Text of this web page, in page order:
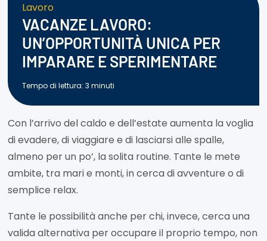
Lavoro
VACANZE LAVORO:
UN’OPPORTUNITÀ UNICA PER
IMPARARE E SPERIMENTARE
Tempo di lettura: 3 minuti
Con l’arrivo del caldo e dell’estate aumenta la voglia
di evadere, di viaggiare e di lasciarsi alle spalle,
almeno per un po’, la solita routine. Tante le mete
ambite, tra mari e monti, in cerca di avventure o di
semplice relax.
Tante le possibilità anche per chi, invece, cerca una
valida alternativa per occupare il proprio tempo, non